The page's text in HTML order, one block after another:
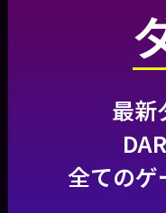
最新
全てのゲ